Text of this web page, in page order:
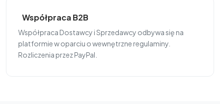
Współpraca B2B
Współpraca Dostawcy i Sprzedawcy odbywa się na
platformie w oparciu o wewnętrzne regulaminy.
Rozliczenia przez PayPal.